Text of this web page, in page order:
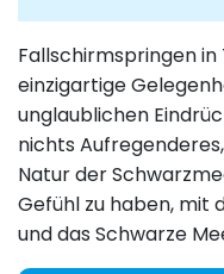
Fallschirmspringen in
einzigartige
unglaublichen
nichts
Natur der
Gefühl zu haben, mit
und das Schwarze